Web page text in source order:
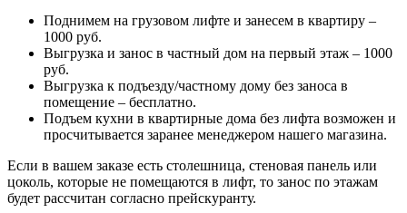
Поднимем на грузовом лифте и занесем в квартиру –
1000 руб.
Выгрузка и занос в частный дом на первый этаж – 1000
руб.
Выгрузка к подъезду/частному дому без заноса в
помещение – бесплатно.
Подъем кухни в квартирные дома без лифта возможен и
просчитывается заранее менеджером нашего магазина.
Если в вашем заказе есть столешница, стеновая панель или
цоколь, которые не помещаются в лифт, то занос по этажам
будет рассчитан согласно прейскуранту.